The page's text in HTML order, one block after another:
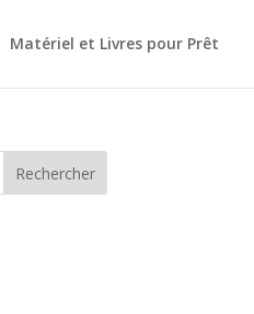
Matériel et Livres pour Prêt